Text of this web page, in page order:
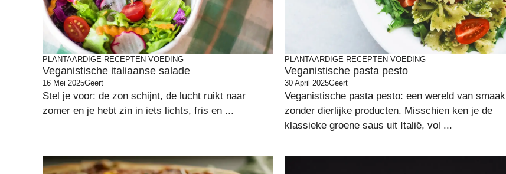
PLANTAARDIGE RECEPTEN VOEDING
Veganistische italiaanse salade
16 Mei 2025Geert
Stel je voor: de zon schijnt, de lucht ruikt naar
zomer en je hebt zin in iets lichts, fris en ...
PLANTAARDIGE RECEPTEN VOEDING
Veganistische pasta pesto
30 April 2025Geert
Veganistische pasta pesto: een wereld van smaak
zonder dierlijke producten. Misschien ken je de
klassieke groene saus uit Italië, vol ...